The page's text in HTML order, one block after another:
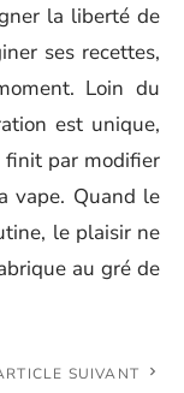
la liberté de
ses recettes,
Loin du
est unique,
finit par modifier
vape. Quand le
le plaisir ne
au gré de
SUIVANT